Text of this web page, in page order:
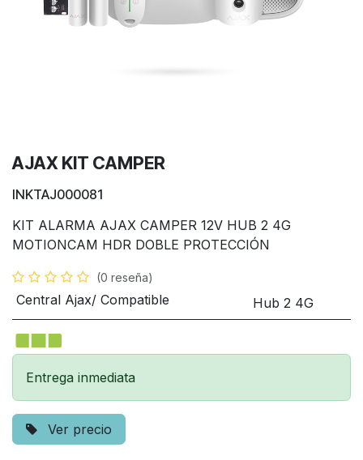
AJAX KIT CAMPER
INKTAJ000081
KIT ALARMA AJAX CAMPER 12V HUB 2 4G
MOTIONCAM HDR DOBLE PROTECCIÓN
(0 reseña)
Central Ajax/ Compatible Hub 2 4G
Entrega inmediata
Ver precio